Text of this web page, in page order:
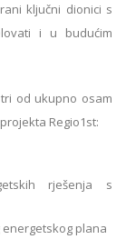
ključni dionici s
i u budućim
od ukupno osam
Regio1st:
rješenja s
plana